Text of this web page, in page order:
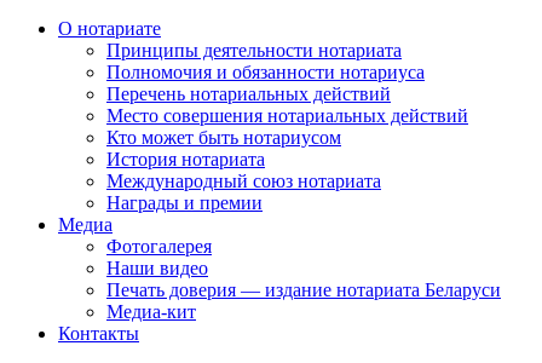
О нотариате
Принципы деятельности нотариата
Полномочия и обязанности нотариуса
Перечень нотариальных действий
Место совершения нотариальных действий
Кто может быть нотариусом
История нотариата
Международный союз нотариата
Награды и премии
Медиа
Фотогалерея
Наши видео
Печать доверия — издание нотариата Беларуси
Медиа-кит
Контакты